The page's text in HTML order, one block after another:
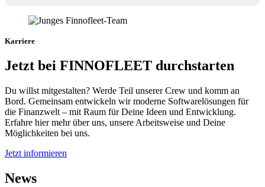
Karriere
Jetzt bei FINNOFLEET durchstarten
Du willst mitgestalten? Werde Teil unserer Crew und komm an
Bord. Gemeinsam entwickeln wir moderne Softwarelösungen für
die Finanzwelt – mit Raum für Deine Ideen und Entwicklung.
Erfahre hier mehr über uns, unsere Arbeitsweise und Deine
Möglichkeiten bei uns.
Jetzt informieren
News